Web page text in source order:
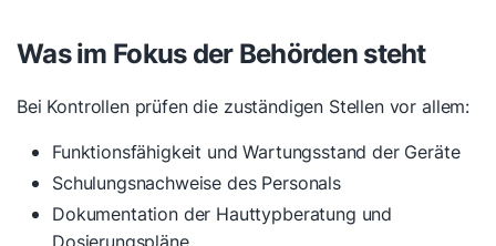
Was im Fokus der Behörden steht
Bei Kontrollen prüfen die zuständigen Stellen vor allem:
Funktionsfähigkeit und Wartungsstand der Geräte
Schulungsnachweise des Personals
Dokumentation der Hauttypberatung und